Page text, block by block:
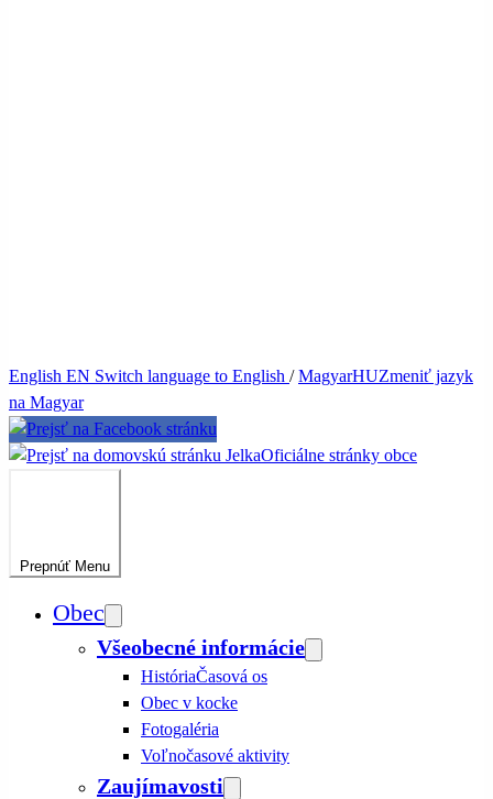
English EN Switch language to English /MagyarHUZmeniť jazyk
na Magyar
JelkaOficiálne stránky obce
Prepnúť Menu
Obec
Všeobecné informácie
HistóriaČasová os
Obec v kocke
Fotogaléria
Voľnočasové aktivity
Zaujímavosti